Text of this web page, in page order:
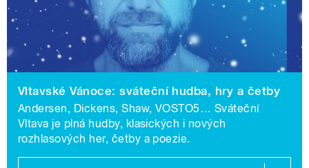
rozhovor s herečkou Denisou Barešovou a silvestrovské
„best of“ cestovatelského pořadu Casablanca.
Audioprtál a mobilní aplikace mujRozhlas nabízí tradičně
poslech Adventního kalendáře. Vedle premiér tu
posluchači najdou i archivní perly, například legendární
Příhody lišky Bystroušky nebo Paměti katovské rodiny
Mydlářů.
Vltavské Vánoce: sváteční hudba, hry a četby
Andersen, Dickens, Shaw, VOSTO5… Sváteční
Vltava je plná hudby, klasických i nových
rozhlasových her, četby a poezie.